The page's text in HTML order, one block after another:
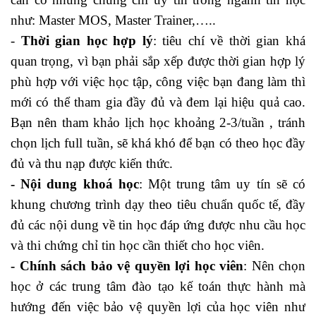
như: Master MOS, Master Trainer,…..
- Thời gian học hợp lý: tiêu chí về thời gian khá
quan trọng, vì bạn phải sắp xếp được thời gian hợp lý
phù hợp với việc học tập, công việc bạn đang làm thì
mới có thể tham gia đầy đủ và đem lại hiệu quả cao.
Bạn nên tham khảo lịch học khoảng 2-3/tuần , tránh
chọn lịch full tuần, sẽ khá khó để bạn có theo học đầy
đủ và thu nạp được kiến thức.
- Nội dung khoá học: Một trung tâm uy tín sẽ có
khung chương trình dạy theo tiêu chuẩn quốc tế, đầy
đủ các nội dung về tin học đáp ứng được nhu cầu học
và thi chứng chỉ tin học cần thiết cho học viên.
- Chính sách bảo vệ quyền lợi học viên: Nên chọn
học ở các trung tâm đào tạo kế toán thực hành mà
hướng đến việc bảo vệ quyền lợi của học viên như